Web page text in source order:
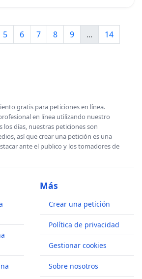
5 6 7 8 9 ...
14
gratis para peticiones en línea.
en línea utilizando nuestro
los días, nuestras peticiones son
así que crear una petición es una
ante el publico y los tomadores de
Más
Crear una petición
Política de privacidad
Gestionar cookies
Sobre nosotros